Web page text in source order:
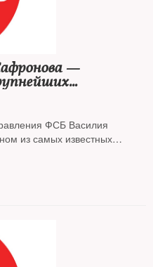
—
ФСБ Василия
из самых известных
совладелец нескольких